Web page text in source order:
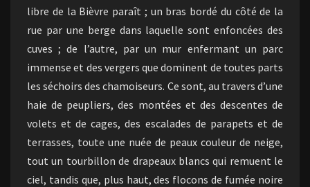
libre de la Bièvre paraît ; un bras bordé du côté de la
rue par une berge dans laquelle sont enfoncées des
cuves ; de l’autre, par un mur enfermant un parc
immense et des vergers que dominent de toutes parts
les séchoirs des chamoiseurs. Ce sont, au travers d’une
haie de peupliers, des montées et des descentes de
volets et de cages, des escalades de parapets et de
terrasses, toute une nuée de peaux couleur de neige,
tout un tourbillon de drapeaux blancs qui remuent le
ciel, tandis que, plus haut, des flocons de fumée noire